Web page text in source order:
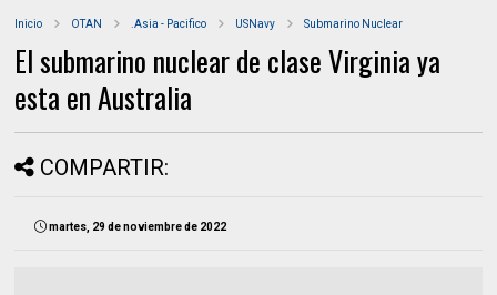
Inicio OTAN .Asia - Pacifico USNavy Submarino Nuclear
El submarino nuclear de clase Virginia ya
esta en Australia
COMPARTIR:
martes, 29 de noviembre de 2022